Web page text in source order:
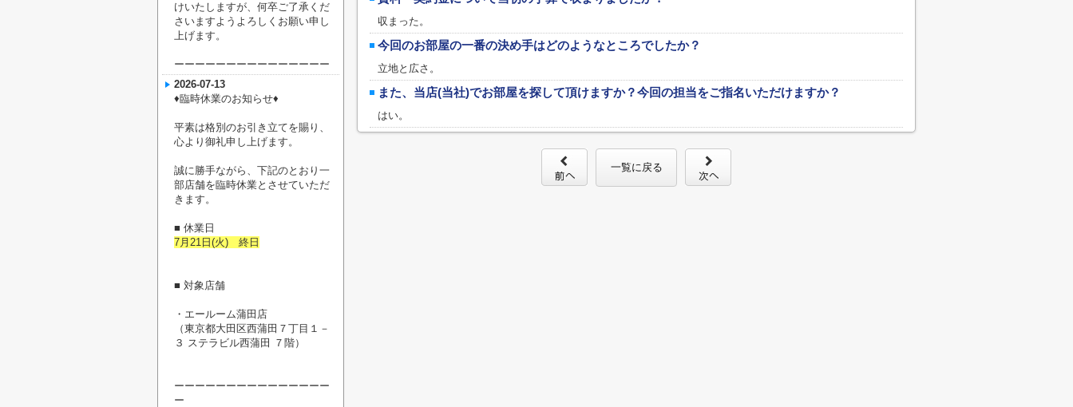
収まった。
今回のお部屋の一番の決め手はどのようなところでしたか？
立地と広さ。
また、当店(当社)でお部屋を探して頂けますか？今回の担当をご指名いただけますか？
はい。
一覧に戻る
けいたしますが、何卒ご了承くだ
さいますようよろしくお願い申し
上げます。
ーーーーーーーーーーーーーーー
2026-07-13
♦臨時休業のお知らせ♦
平素は格別のお引き立てを賜り、
心より御礼申し上げます。
誠に勝手ながら、下記のとおり一
部店舗を臨時休業とさせていただ
きます。
■ 休業日
7月21日(火) 終日
■ 対象店舗
・エールーム蒲田店
（東京都大田区西蒲田７丁目１－
３ ステラビル西蒲田 ７階）
ーーーーーーーーーーーーーーー
ー